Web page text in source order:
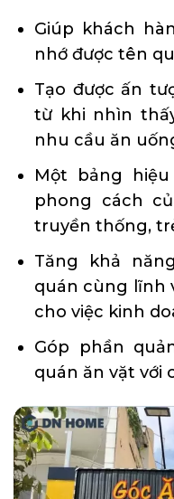
Giúp khách
nhớ được tên
Tạo được ấn
từ khi nhìn
nhu cầu ăn
Một bảng
phong cách
truyền thống,
Tăng khả
quán cùng lĩnh
cho việc kinh
Góp phần
quán ăn vặt với